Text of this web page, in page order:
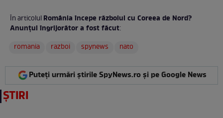
În articolulRomânia începe războiul cu Coreea de Nord?
Anunţul îngrijorător a fost făcut:
romania
razboi spynews nato
Puteți urmări știrile SpyNews.ro și pe Google News
ȘTIRI